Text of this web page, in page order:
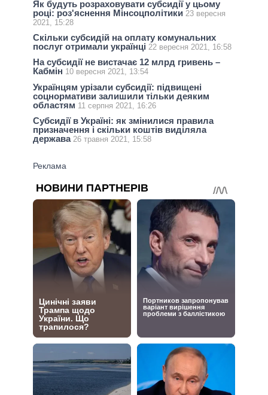
Як будуть розраховувати субсидії у цьому
році: роз'яснення Мінсоцполітики 23 вересня
2021, 15:28
Скільки субсидій на оплату комунальних
послуг отримали українці 22 вересня 2021, 16:58
На субсидії не вистачає 12 млрд гривень –
Кабмін 10 вересня 2021, 13:54
Українцям урізали субсидії: підвищені
соцнормативи залишили тільки деяким
областям 11 серпня 2021, 16:26
Субсидії в Україні: як змінилися правила
призначення і скільки коштів виділяла
держава 26 травня 2021, 15:58